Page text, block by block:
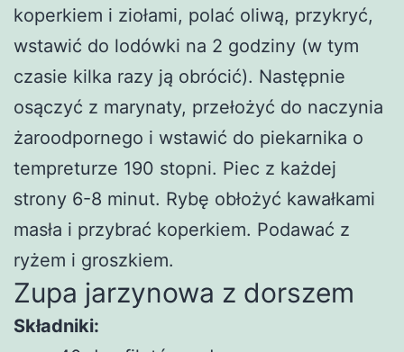
koperkiem i ziołami, polać oliwą, przykryć,
wstawić do lodówki na 2 godziny (w tym
czasie kilka razy ją obrócić). Następnie
osączyć z marynaty, przełożyć do naczynia
żaroodpornego i wstawić do piekarnika o
tempreturze 190 stopni. Piec z każdej
strony 6-8 minut. Rybę obłożyć kawałkami
masła i przybrać koperkiem. Podawać z
ryżem i groszkiem.
Zupa jarzynowa z dorszem
Składniki: